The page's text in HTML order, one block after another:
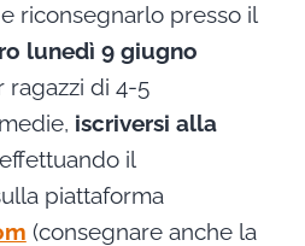
riconsegnarlo presso il
lunedì 9 giugno
ragazzi di 4-5
iscriversi alla
il
piattaforma
(consegnare anche la